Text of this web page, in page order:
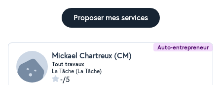
Proposer mes services
Auto-entrepreneur
Mickael Chartreux (CM)
Tout travaux
La Tâche (La Tâche)
-/5